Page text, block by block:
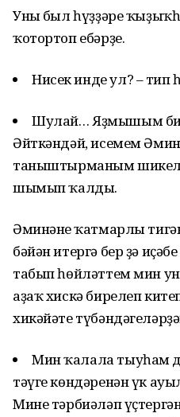
Уның был һүҙҙәре
ҡотортоп ебәрҙе.
Нисек инде ул? –
Шулай… Яҙмышым
Әйткәндәй, исемем
таныштырманым
шымып ҡалды.
Әминәнең ҡатмарлы
бәйән итергә бер ҙә
табып һөйләттем мин
аҙаҡ хискә бирелеп
хикәйәте
Мин ҡалала тыуһам
тәүге көндәренән үк
Мине тәрбиәләп